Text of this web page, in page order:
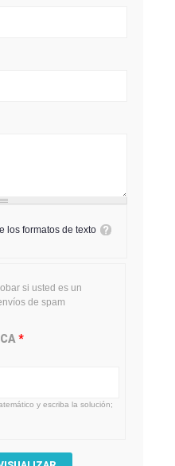
los formatos de texto
si usted es un
de spam
*
y escriba la solución;